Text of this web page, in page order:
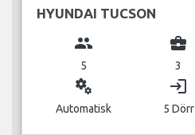
HYUNDAI TUCSON
group
5
business_center
3
miscellaneous_services
Automatisk
login
5 Dörr